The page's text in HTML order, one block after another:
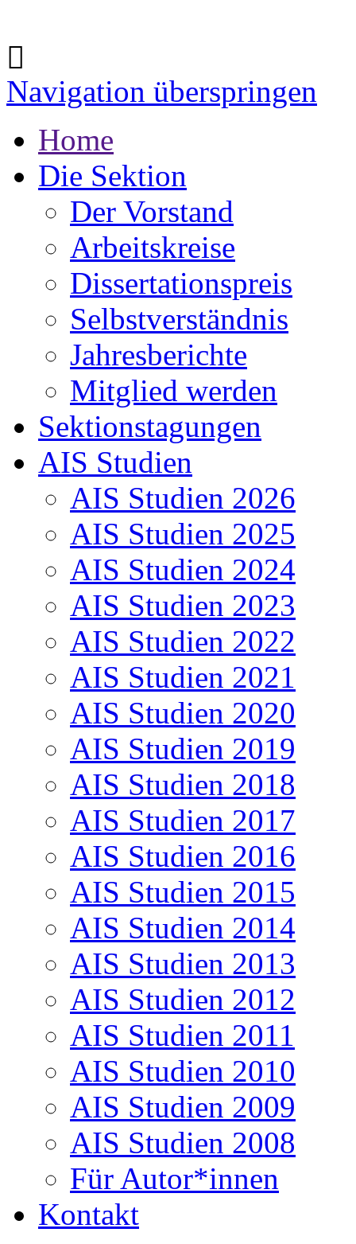
Navigation überspringen
Home
Die Sektion
Der Vorstand
Arbeitskreise
Dissertationspreis
Selbstverständnis
Jahresberichte
Mitglied werden
Sektionstagungen
AIS Studien
AIS Studien 2026
AIS Studien 2025
AIS Studien 2024
AIS Studien 2023
AIS Studien 2022
AIS Studien 2021
AIS Studien 2020
AIS Studien 2019
AIS Studien 2018
AIS Studien 2017
AIS Studien 2016
AIS Studien 2015
AIS Studien 2014
AIS Studien 2013
AIS Studien 2012
AIS Studien 2011
AIS Studien 2010
AIS Studien 2009
AIS Studien 2008
Für Autor*innen
Kontakt